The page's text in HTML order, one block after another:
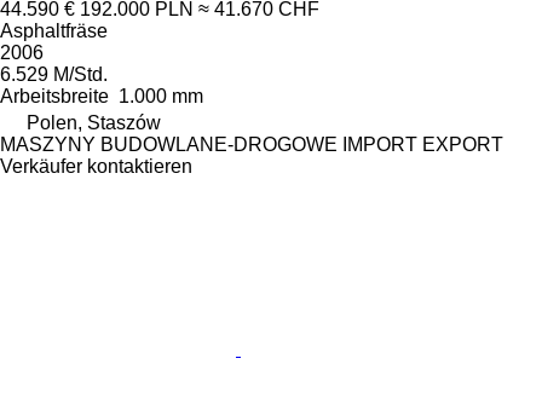
44.590 € 192.000 PLN ≈ 41.670 CHF
Asphaltfräse
2006
6.529 M/Std.
Arbeitsbreite 1.000 mm
Polen, Staszów
MASZYNY BUDOWLANE-DROGOWE IMPORT EXPORT
Verkäufer kontaktieren